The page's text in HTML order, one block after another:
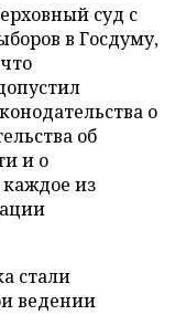
суд с
в Госдуму,
о
об
и о
из
стали
ведении